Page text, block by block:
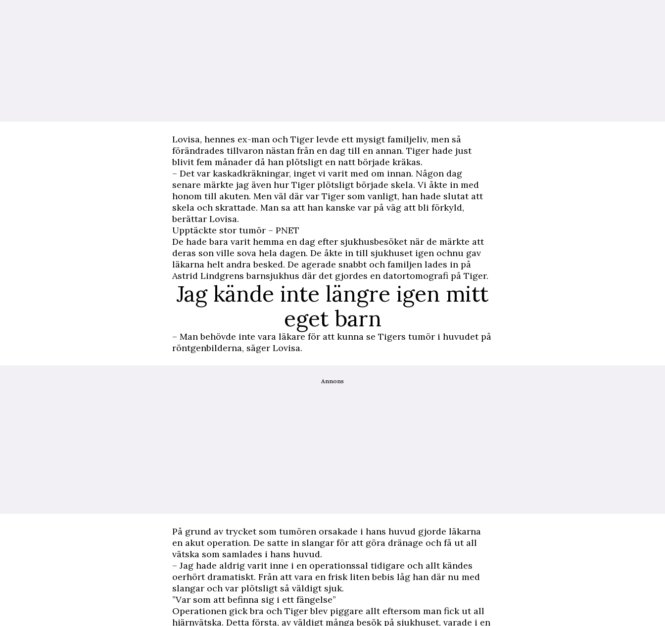
Lovisa, hennes ex-man och Tiger levde ett mysigt familjeliv, men så
förändrades tillvaron nästan från en dag till en annan. Tiger hade just
blivit fem månader då han plötsligt en natt började kräkas.
– Det var kaskadkräkningar, inget vi varit med om innan. Någon dag
senare märkte jag även hur Tiger plötsligt började skela. Vi åkte in med
honom till akuten. Men väl där var Tiger som vanligt, han hade slutat att
skela och skrattade. Man sa att han kanske var på väg att bli förkyld,
berättar Lovisa.
Upptäckte stor tumör – PNET
De hade bara varit hemma en dag efter sjukhusbesöket när de märkte att
deras son ville sova hela dagen. De åkte in till sjukhuset igen ochnu gav
läkarna helt andra besked. De agerade snabbt och familjen lades in på
Astrid Lindgrens barnsjukhus där det gjordes en datortomografi på Tiger.
Jag kände inte längre igen mitt
eget barn
– Man behövde inte vara läkare för att kunna se Tigers tumör i huvudet på
röntgenbilderna, säger Lovisa.
Annons
På grund av trycket som tumören orsakade i hans huvud gjorde läkarna
en akut operation. De satte in slangar för att göra dränage och få ut all
vätska som samlades i hans huvud.
– Jag hade aldrig varit inne i en operationssal tidigare och allt kändes
oerhört dramatiskt. Från att vara en frisk liten bebis låg han där nu med
slangar och var plötsligt så väldigt sjuk.
”Var som att befinna sig i ett fängelse”
Operationen gick bra och Tiger blev piggare allt eftersom man fick ut all
hjärnvätska. Detta första, av väldigt många besök på sjukhuset, varade i en